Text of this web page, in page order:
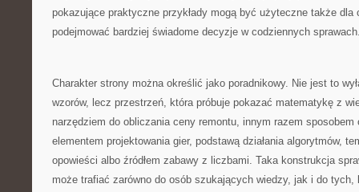
pokazujące praktyczne przykłady mogą być użyteczne także
podejmować bardziej świadome decyzje w codziennych
Charakter strony można określić jako poradnikowy. Nie jest to
wzorów, lecz przestrzeń, która próbuje pokazać matematykę z
narzędziem do obliczania ceny remontu, innym razem
elementem projektowania gier, podstawą działania algorytmów,
opowieści albo źródłem zabawy z liczbami. Taka konstrukcja
może trafiać zarówno do osób szukających wiedzy, jak i do tych,